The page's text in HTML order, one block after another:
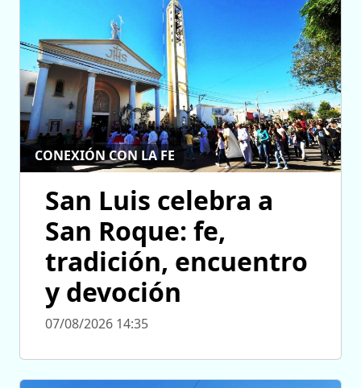
CONEXIÓN CON LA FE
San Luis celebra a
San Roque: fe,
tradición, encuentro
y devoción
07/08/2026 14:35